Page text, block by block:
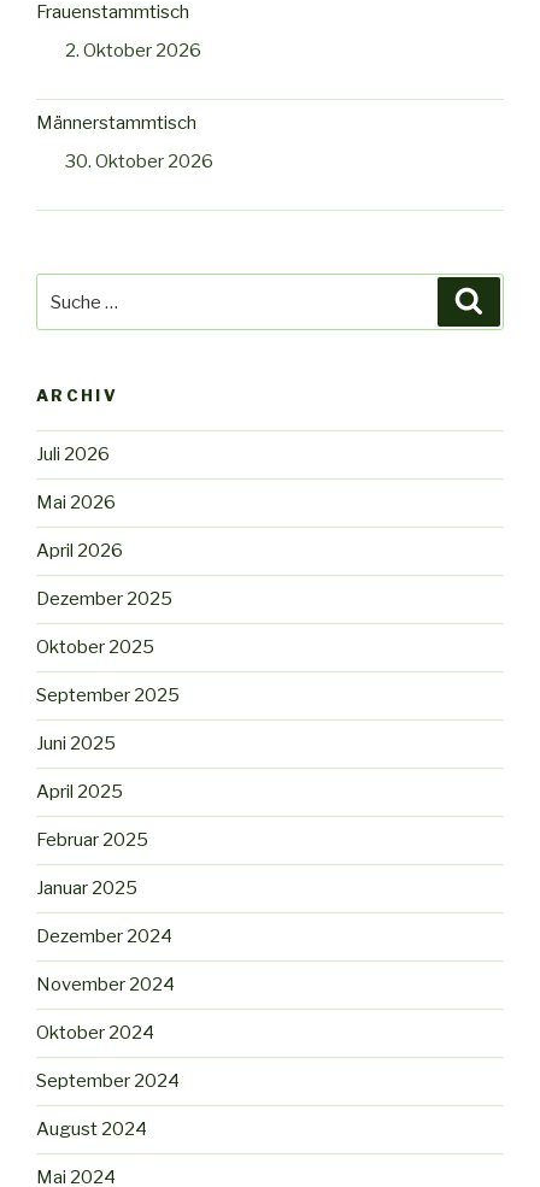
Frauenstammtisch
2. Oktober 2026
Männerstammtisch
30. Oktober 2026
nach:
ARCHIV
Juli 2026
Mai 2026
April 2026
Dezember 2025
Oktober 2025
September 2025
Juni 2025
April 2025
Februar 2025
Januar 2025
Dezember 2024
November 2024
Oktober 2024
September 2024
August 2024
Mai 2024